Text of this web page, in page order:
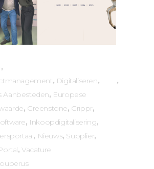
, Digitaliseren,
Aanbesteden, Europese
, Greenstone, Grippr,
, Inkoopdigitalisering,
, Nieuws, Supplier,
,Vacature